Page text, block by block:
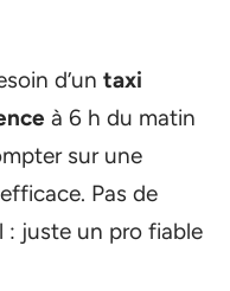
d’un taxi
à 6 h du matin
sur une
Pas de
: juste un pro fiable